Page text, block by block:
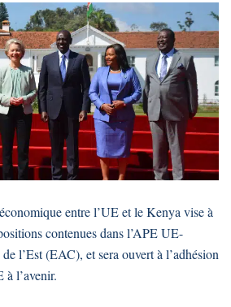
entre l’UE et le Kenya vise à
contenues dans l’APE UE-
l’Est (EAC), et sera ouvert à l’adhésion
à l’avenir.